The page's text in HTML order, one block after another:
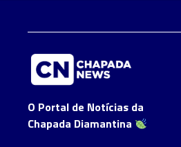
O Portal de Notícias da
Chapada Diamantina